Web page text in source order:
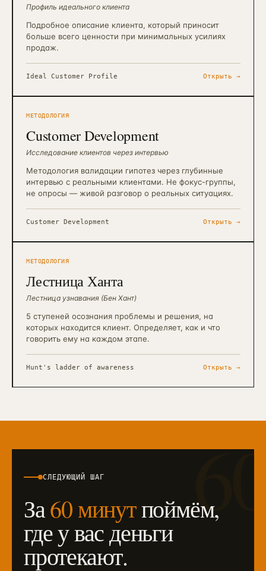
Профиль идеального клиента
Подробное описание клиента, который приносит
больше всего ценности при минимальных усилиях
продаж.
Ideal Customer Profile Открыть →
МЕТОДОЛОГИЯ
Customer Development
Исследование клиентов через интервью
Методология валидации гипотез через глубинные
интервью с реальными клиентами. Не фокус-группы,
не опросы — живой разговор о реальных ситуациях.
Customer Development Открыть →
МЕТОДОЛОГИЯ
Лестница Ханта
Лестница узнавания (Бен Хант)
5 ступеней осознания проблемы и решения, на
которых находится клиент. Определяет, как и что
говорить ему на каждом этапе.
Hunt's ladder of awareness Открыть →
СЛЕДУЮЩИЙ ШАГ
За60 минутпоймём,
где у вас деньги
протекают.